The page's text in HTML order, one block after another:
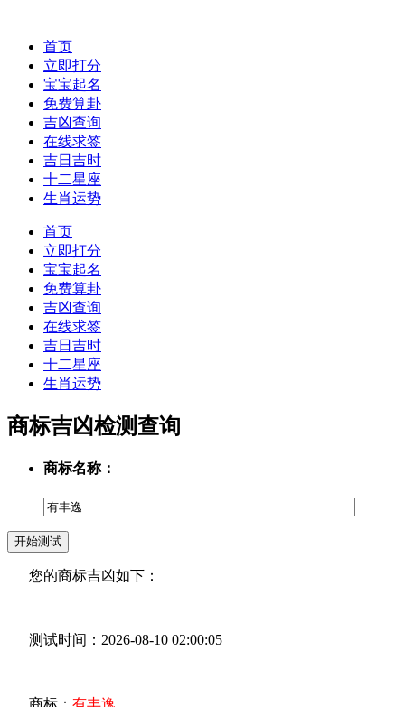
首页
立即打分
宝宝起名
免费算卦
吉凶查询
在线求签
吉日吉时
十二星座
生肖运势
首页
立即打分
宝宝起名
免费算卦
吉凶查询
在线求签
吉日吉时
十二星座
生肖运势
商标吉凶检测查询
商标名称：
您的商标吉凶如下：
测试时间：2026-08-10 02:00:05